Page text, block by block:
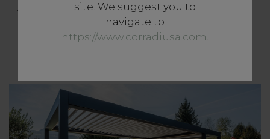
site. We suggest you to
navigate to
https://www.corradiusa.com.
Le bien-être tout court, à l’air
libre : l'endroit qui fait la